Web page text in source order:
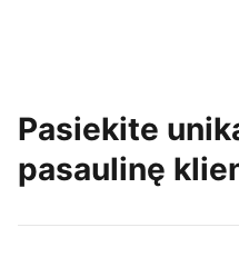
Pasiekite
pasaulinę